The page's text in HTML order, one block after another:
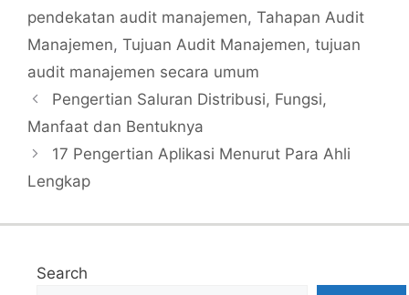
pendekatan audit manajemen, Tahapan Audit
Manajemen, Tujuan Audit Manajemen, tujuan
audit manajemen secara umum
Pengertian Saluran Distribusi, Fungsi,
Manfaat dan Bentuknya
17 Pengertian Aplikasi Menurut Para Ahli
Lengkap
Search